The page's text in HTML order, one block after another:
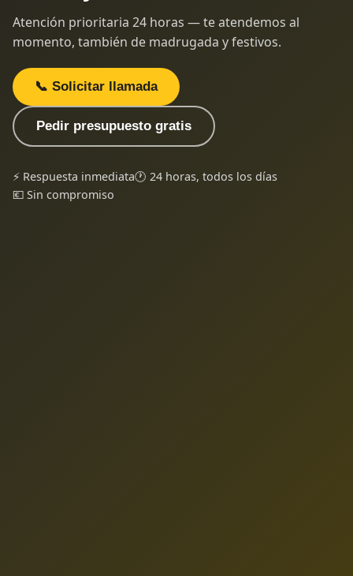
Atención prioritaria 24 horas — te atendemos al
momento, también de madrugada y festivos.
📞 Solicitar llamada
Pedir presupuesto gratis
⚡ Respuesta inmediata🕐 24 horas, todos los días
💶 Sin compromiso